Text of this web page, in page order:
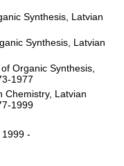
Synthesis, Latvian
Synthesis, Latvian
Organic Synthesis,
1977
Chemistry, Latvian
1999
-